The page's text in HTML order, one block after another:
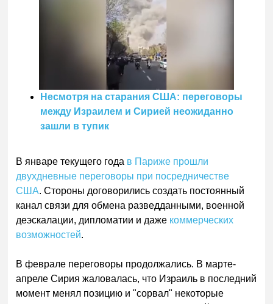
Несмотря на старания США: переговоры
между Израилем и Сирией неожиданно
зашли в тупик
В январе текущего года в Париже прошли
двухдневные переговоры при посредничестве
США. Стороны договорились создать постоянный
канал связи для обмена разведданными, военной
деэскалации, дипломатии и даже коммерческих
возможностей.
В феврале переговоры продолжались. В марте-
апреле Сирия жаловалась, что Израиль в последний
момент менял позицию и "сорвал" некоторые